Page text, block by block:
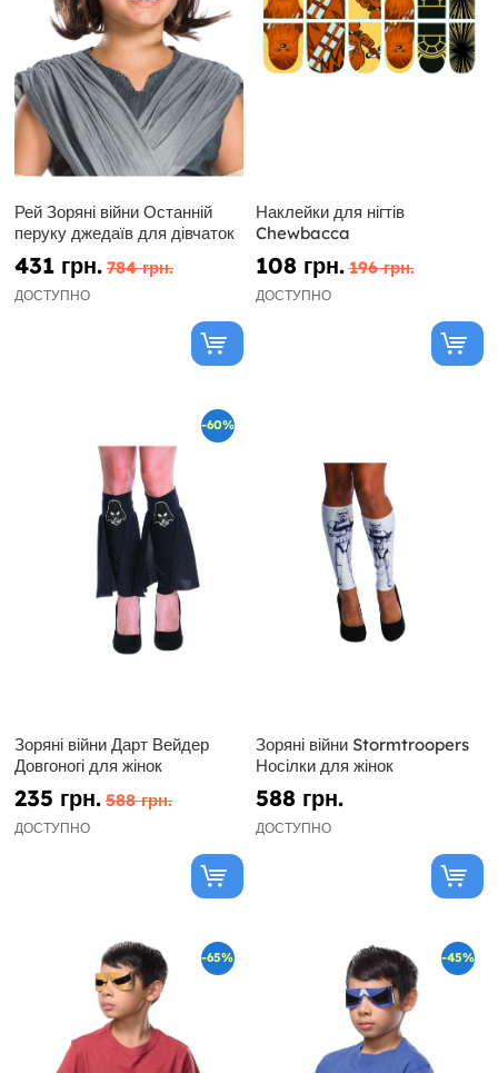
Рей Зоряні війни Останній
перуку джедаїв для дівчаток
431 грн. 784 грн.
ДОСТУПНО
Наклейки для нігтів
Chewbacca
108 грн. 196 грн.
ДОСТУПНО
-60%
Зоряні війни Дарт Вейдер
Довгоногі для жінок
235 грн. 588 грн.
ДОСТУПНО
Зоряні війни Stormtroopers
Носілки для жінок
588 грн.
ДОСТУПНО
-65% -45%